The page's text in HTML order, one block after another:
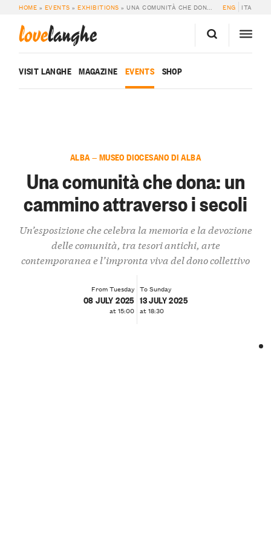
HOME » EVENTS »EXHIBITIONS »UNA COMUNITÀ CHE DONA: UN CAMMINO ATTRAVERSO I SECOLI ENG ITA
lovelanghe
VISIT LANGHE MAGAZINE EVENTS SHOP
ALBA — MUSEO DIOCESANO DI ALBA
Una comunità che dona: un
cammino attraverso i secoli
Un’esposizione che celebra la memoria e la devozione
delle comunità, tra tesori antichi, arte
contemporanea e l’impronta viva del dono collettivo
From Tuesday
08 JULY 2025
at 15:00
To Sunday
13 JULY 2025
at 18:30